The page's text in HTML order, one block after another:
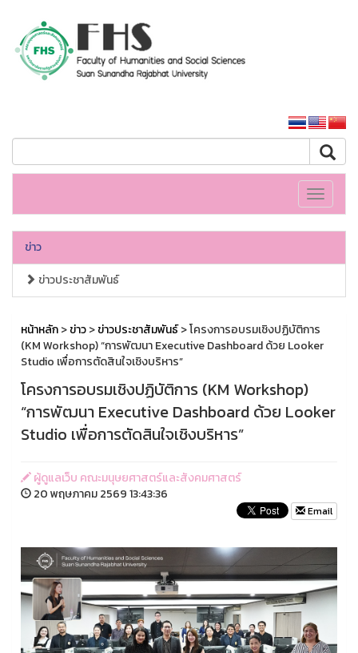
Toggle
ข่าว
ข่าวประชาสัมพันธ์
หน้าหลัก>ข่าว>ข่าวประชาสัมพันธ์> โครงการอบรมเชิงปฏิบัติการ
(KM Workshop) “การพัฒนา Executive Dashboard ด้วย Looker
Studio เพื่อการตัดสินใจเชิงบริหาร”
โครงการอบรมเชิงปฏิบัติการ (KM Workshop)
“การพัฒนา Executive Dashboard ด้วย Looker
Studio เพื่อการตัดสินใจเชิงบริหาร”
ผู้ดูแลเว็บ คณะมนุษยศาสตร์และสังคมศาสตร์
20 พฤษภาคม 2569 13:43:36
Email